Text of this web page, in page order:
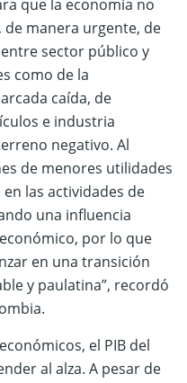
que la economía no
manera urgente, de
sector público y
como de la
caída, de
e industria
negativo. Al
de menores utilidades
las actividades de
una influencia
por lo que
en una transición
y paulatina”, recordó
el PIB del
al alza. A pesar de